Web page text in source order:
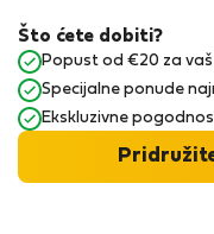
Što ćete dobiti?
Popust od €20 za
Specijalne ponude
Ekskluzivne